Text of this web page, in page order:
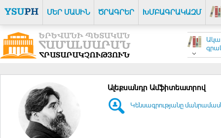
ՄԵՐ ՄԱՍԻՆ ԾՐԱԳՐԵՐ ԽՄԲԱԳՐԱԿԱԶՄ
Ալեքսանդր Ամֆիտեատրով
Կենսագրությանը